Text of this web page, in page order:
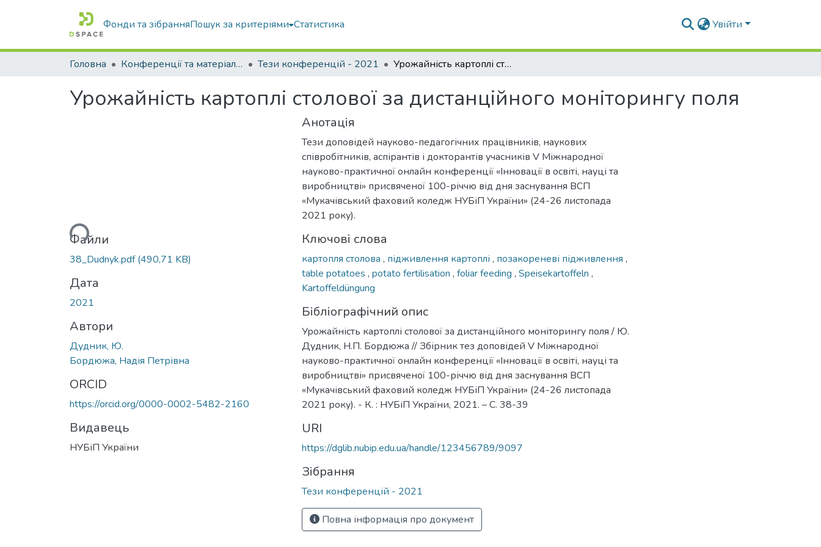
Фонди та зібранняПошук за критеріями Статистика Увійти
Головна Конференції та матеріали конференцій Тези конференцій - 2021 Урожайність картоплі столової за дистанційного моніторингу поля
Урожайність картоплі столової за дистанційного моніторингу поля
Вантажиться...Файли
38_Dudnyk.pdf(490,71 KB)
Дата
2021
Автори
Дудник, Ю.
Бордюжа, Надія Петрівна
ORCID
https://orcid.org/0000-0002-5482-2160
Видавець
НУБіП України
Анотація
Тези доповідей науково-педагогічних працівників, наукових
співробітників, аспірантів і докторантів учасників V Міжнародної
науково-практичної онлайн конференції «Інновації в освіті, науці та
виробництві» присвяченої 100-річчю від дня заснування ВСП
«Мукачівський фаховий коледж НУБіП України» (24-26 листопада
2021 року).
Ключові слова
картопля столова , підживлення картоплі , позакореневі підживлення ,
table potatoes , potato fertilisation , foliar feeding , Speisekartoffeln ,
Kartoffeldüngung
Бібліографічний опис
Урожайність картоплі столової за дистанційного моніторингу поля / Ю.
Дудник, Н.П. Бордюжа // Збірник тез доповідей V Міжнародної
науково-практичної онлайн конференції «Інновації в освіті, науці та
виробництві» присвяченої 100-річчю від дня заснування ВСП
«Мукачівський фаховий коледж НУБіП України» (24-26 листопада
2021 року). - К. : НУБіП України, 2021. – С. 38-39
URI
https://dglib.nubip.edu.ua/handle/123456789/9097
Зібрання
Тези конференцій - 2021
Повна інформація про документ